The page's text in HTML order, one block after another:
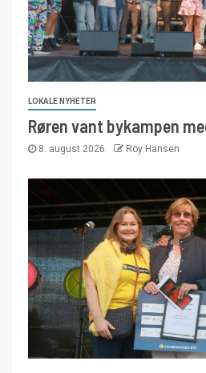
LOKALE NYHETER
Røren vant bykampen
8. august 2026 Roy Hansen